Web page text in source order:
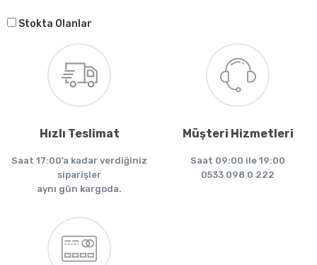
Stokta Olanlar
Hızlı Teslimat
Saat 17:00’a kadar verdiğiniz
siparişler
aynı gün kargoda.
Müşteri Hizmetleri
Saat 09:00 ile 19:00
0533 098 0 222